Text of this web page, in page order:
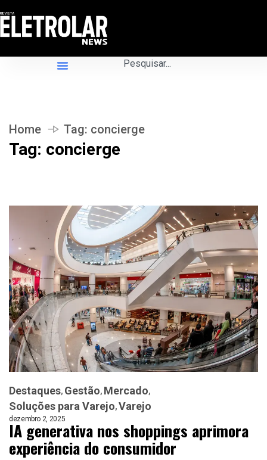
Home Tag: concierge
Tag: concierge
Destaques Gestão Mercado
Soluções para Varejo Varejo
dezembro 2, 2025
IA generativa nos shoppings aprimora
experiência do consumidor